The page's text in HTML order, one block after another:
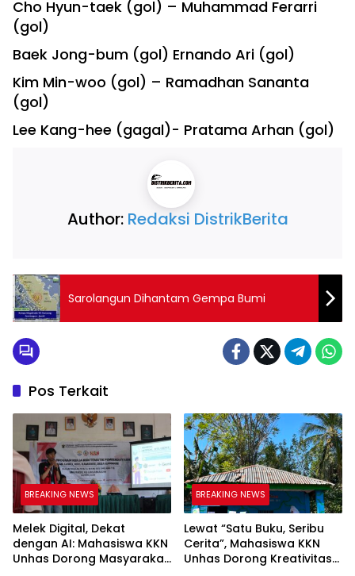
Cho Hyun-taek (gol) – Muhammad Ferarri
(gol)
Baek Jong-bum (gol) Ernando Ari (gol)
Kim Min-woo (gol) – Ramadhan Sananta
(gol)
Lee Kang-hee (gagal)- Pratama Arhan (gol)
Author: Redaksi DistrikBerita
Sarolangun Dihantam Gempa Bumi
Pos Terkait
BREAKING NEWS
Melek Digital, Dekat
dengan AI: Mahasiswa KKN
Unhas Dorong Masyarakat
BREAKING NEWS
Lewat “Satu Buku, Seribu
Cerita”, Mahasiswa KKN
Unhas Dorong Kreativitas